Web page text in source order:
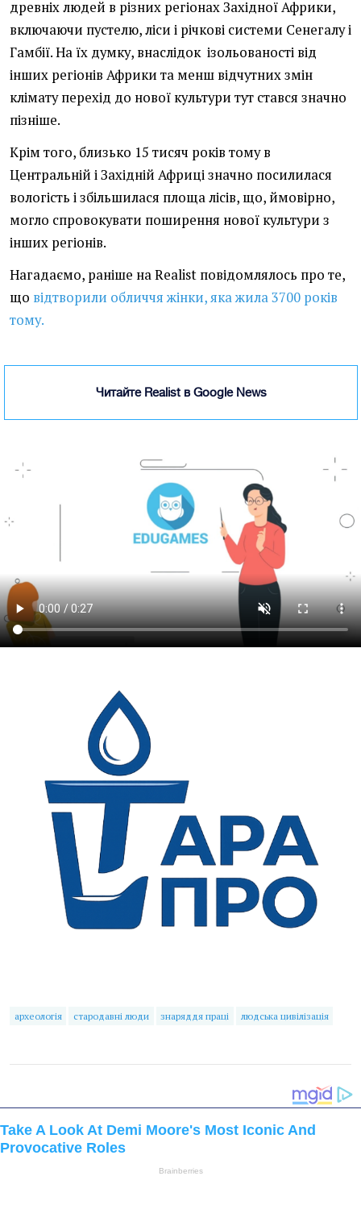
древніх людей в різних регіонах Західної Африки,
включаючи пустелю, ліси і річкові системи Сенегалу і
Гамбії. На їх думку, внаслідок ізольованості від
інших регіонів Африки та менш відчутних змін
клімату перехід до нової культури тут стався значно
пізніше.
Крім того, близько 15 тисяч років тому в
Центральній і Західній Африці значно посилилася
вологість і збільшилася площа лісів, що, ймовірно,
могло спровокувати поширення нової культури з
інших регіонів.
Нагадаємо, раніше на Realist повідомлялось про те,
що відтворили обличчя жінки, яка жила 3700 років
тому.
Читайте Realist в Google News
археологія стародавні люди знаряддя праці людська цивілізація